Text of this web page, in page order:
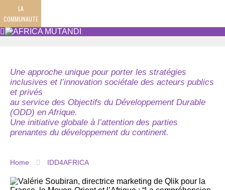
LA
COMMUNAUTE
Une approche unique pour porter les stratégies
inclusives et l’innovation sociétale des acteurs publics
et privés
au service des Objectifs du Développement Durable
(ODD) en Afrique.
Une initiative globale à l’attention des parties
prenantes du développement du continent.
Home IDD4AFRICA